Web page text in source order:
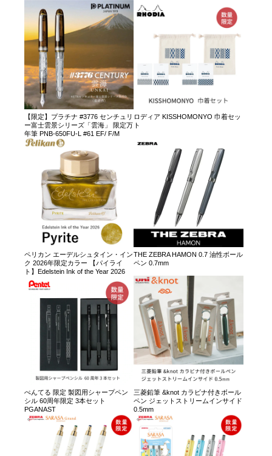
【限定】プラチナ #3776 センチュリ
ー富士雲景シリーズ「雲海」 限定万
年筆 PNB-650FU-L #61 EF/ F/M
ロディア KISSHOMONYO 巾着セッ
ト
ペリカン エーデルシュタイン・イン
ク 2026年限定カラー 【パイライ
ト】Edelstein Ink of the Year 2026
THE ZEBRA HAMON 0.7 油性ボール
ペン 0.7mm
ぺんてる 限定 製図用シャープペン
シル 60周年限定 3本セット
PGANAST
三菱鉛筆 &knot カラビナ付きボール
ペン ジェットストリームインサイド
0.5mm